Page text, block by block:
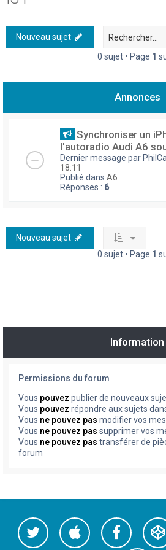
Nouveau sujet
0 sujet • Page 1
Annonces
Synchroniser un
l'autoradio Audi A6
Dernier message par
18:11
Publié dans A6
Réponses : 6
Nouveau sujet
0 sujet • Page 1
Information
Permissions du forum
Vous pouvez publier de nouveaux
Vous pouvez répondre aux sujets
Vous ne pouvez pas modifier vos
Vous ne pouvez pas supprimer vos
Vous ne pouvez pas transférer de
forum